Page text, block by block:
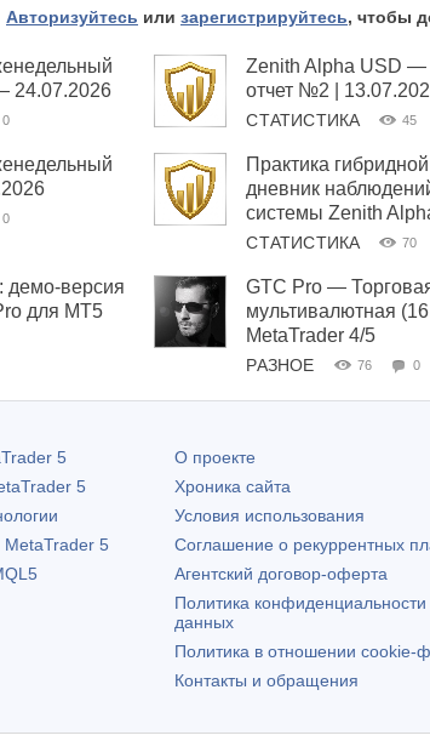
Авторизуйтесь или зарегистрируйтесь, чтобы
24.07.2026
0
Zenith Alpha USD
отчет №2 |
СТАТИСТИКА 45
0
Практика
дневник
системы Zenith
СТАТИСТИКА 70
демо-версия
для MT5
GTC Pro —
мультивалютная
MetaTrader 4/5
РАЗНОЕ 76 0
5
5
MetaTrader 5
О проекте
Хроника сайта
Условия использования
Соглашение о рекуррентных
Агентский договор-оферта
Политика
данных
Политика в отношении cookie-
Контакты и обращения